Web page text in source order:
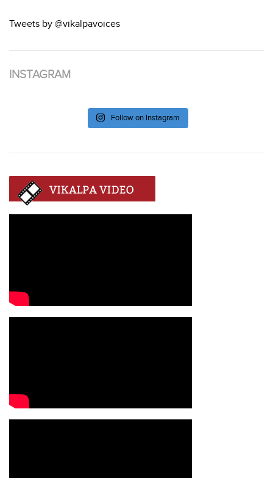
Tweets by @vikalpavoices
INSTAGRAM
Follow on Instagram